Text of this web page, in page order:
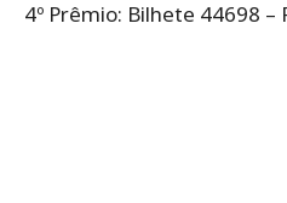
4º Prêmio: Bilhete 44698 –